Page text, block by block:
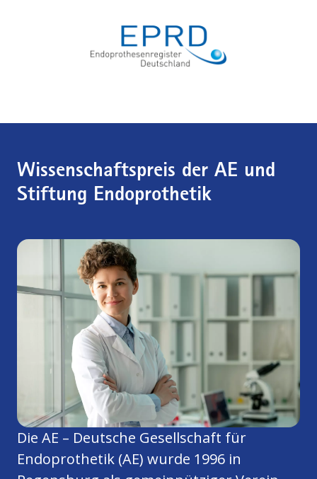
Wissenschaftspreis der AE und
Stiftung Endoprothetik
Die AE – Deutsche Gesellschaft für
Endoprothetik (AE) wurde 1996 in